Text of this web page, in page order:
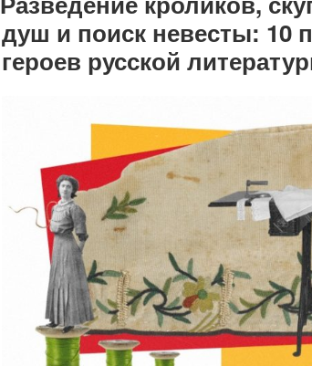
душ и поиск невесты: 10
героев русской